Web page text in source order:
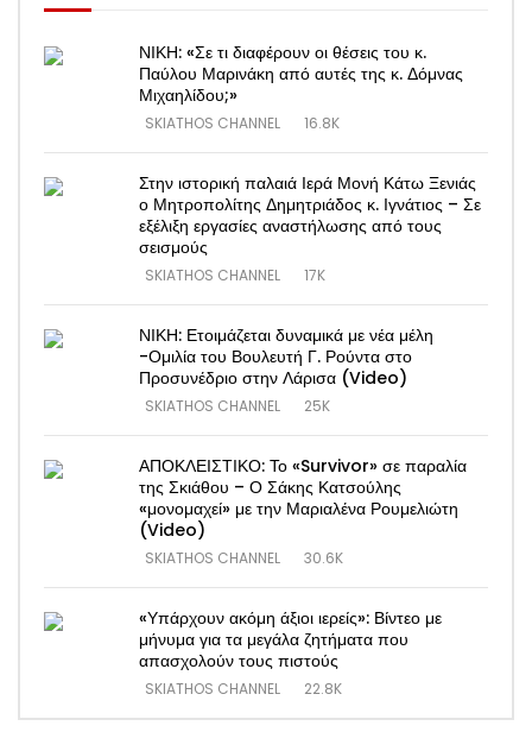
ΝΙΚΗ: «Σε τι διαφέρουν οι θέσεις του κ.
Παύλου Μαρινάκη από αυτές της κ. Δόμνας
Μιχαηλίδου;»
SKIATHOS CHANNEL 16.8K
Στην ιστορική παλαιά Ιερά Μονή Κάτω Ξενιάς
ο Μητροπολίτης Δημητριάδος κ. Ιγνάτιος – Σε
εξέλιξη εργασίες αναστήλωσης από τους
σεισμούς
SKIATHOS CHANNEL 17K
ΝΙΚΗ: Ετοιμάζεται δυναμικά με νέα μέλη
-Ομιλία του Βουλευτή Γ. Ρούντα στο
Προσυνέδριο στην Λάρισα (Video)
SKIATHOS CHANNEL 25K
ΑΠΟΚΛΕΙΣΤΙΚΟ: Το «Survivor» σε παραλία
της Σκιάθου – Ο Σάκης Κατσούλης
«μονομαχεί» με την Μαριαλένα Ρουμελιώτη
(Video)
SKIATHOS CHANNEL 30.6K
«Υπάρχουν ακόμη άξιοι ιερείς»: Βίντεο με
μήνυμα για τα μεγάλα ζητήματα που
απασχολούν τους πιστούς
SKIATHOS CHANNEL 22.8K